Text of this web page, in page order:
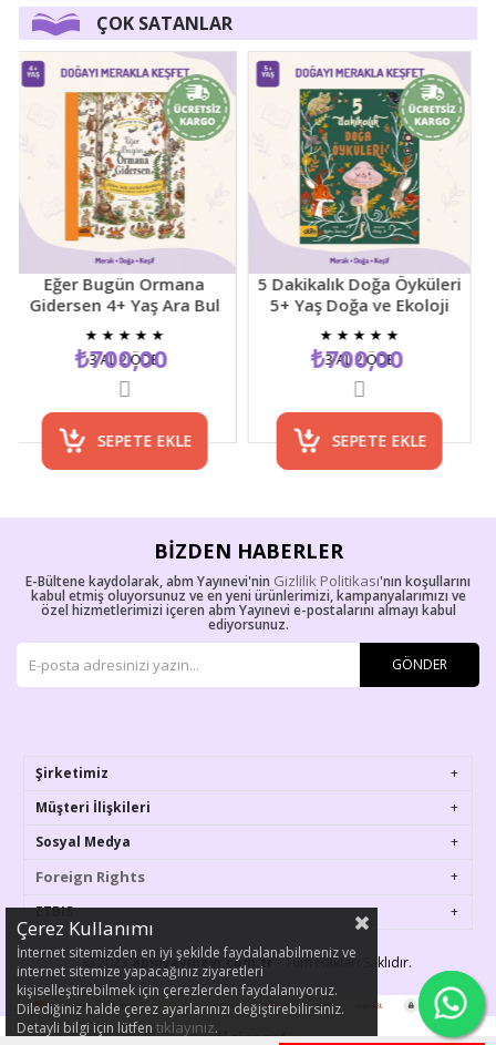
ÇOK SATANLAR
Eğer Bugün Ormana
Gidersen 4+ Yaş Ara Bul
Resimli Çocuk Etkinlik
Kitabı
★ ★ ★ ★
₺700,00
SEPETE EKLE
3 AL 2 ÖDE
5 Dakikalık Doğa Öyküleri
5+ Yaş Doğa ve Ekoloji
Temalı Çocuk Hikaye
Kitabı
★ ★ ★ ★
₺700,00
SEPETE EKLE
3 AL 2 ÖDE
BIZDEN HABERLER
E-Bültene kaydolarak, abm Yayınevi'nin Gizlilik Politikası'nın koşullarını
kabul etmiş oluyorsunuz ve en yeni ürünlerimizi, kampanyalarımızı ve
özel hizmetlerimizi içeren abm Yayınevi e-postalarını almayı kabul
ediyorsunuz.
GÖNDER
Şirketimiz
Müşteri İlişkileri
Sosyal Medya
Foreign Rights
ETBIS
© 2023abmyayinevi.com.tr- Tüm Hakları Saklıdır.
Çerez Kullanımı
İnternet sitemizden en iyi şekilde faydalanabilmeniz ve
internet sitemize yapacağınız ziyaretleri
kişiselleştirebilmek için çerezlerden faydalanıyoruz.
Dilediğiniz halde çerez ayarlarınızı değiştirebilirsiniz.
Detayli bilgi için lütfen tıklayınız.